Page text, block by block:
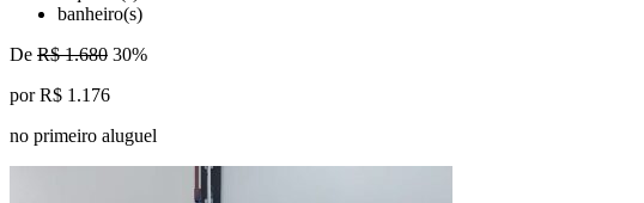
banheiro(s)
De R$ 1.680 30%
por R$ 1.176
no primeiro aluguel